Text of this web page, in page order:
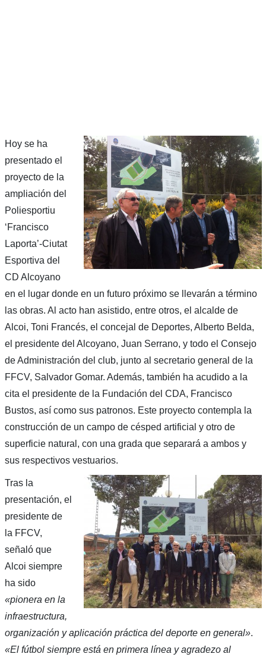
Hoy se ha
presentado el
proyecto de la
ampliación del
Poliesportiu
‘Francisco
Laporta’-Ciutat
Esportiva del
CD Alcoyano
en el lugar donde en un futuro próximo se llevarán a término
las obras. Al acto han asistido, entre otros, el alcalde de
Alcoi, Toni Francés, el concejal de Deportes, Alberto Belda,
el presidente del Alcoyano, Juan Serrano, y todo el Consejo
de Administración del club, junto al secretario general de la
FFCV, Salvador Gomar. Además, también ha acudido a la
cita el presidente de la Fundación del CDA, Francisco
Bustos, así como sus patronos. Este proyecto contempla la
construcción de un campo de césped artificial y otro de
superficie natural, con una grada que separará a ambos y
sus respectivos vestuarios.
Tras la
presentación, el
presidente de
la FFCV,
señaló que
Alcoi siempre
ha sido
«pionera en la
infraestructura,
organización y aplicación práctica del deporte en general».
«El fútbol siempre está en primera línea y agradezo al